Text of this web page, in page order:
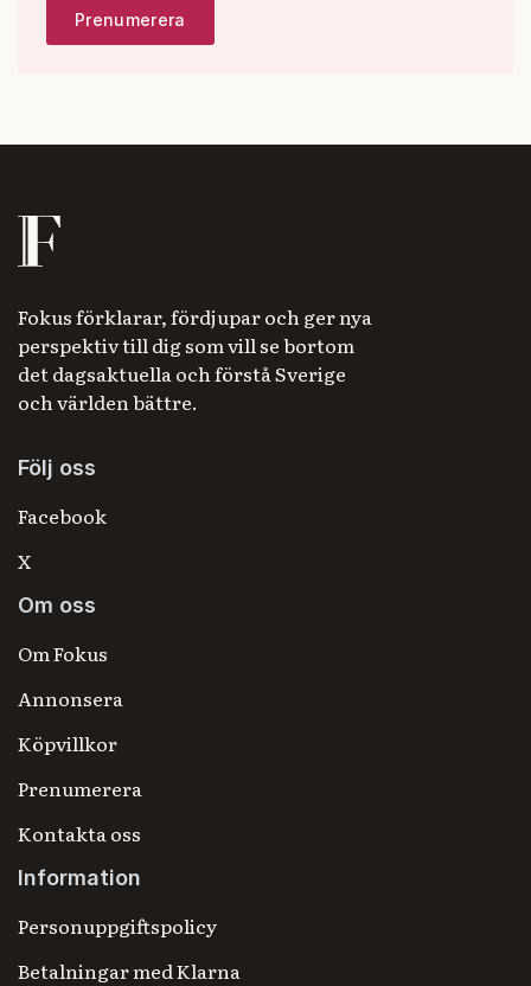
Fokus förklarar, fördjupar och ger nya
perspektiv till dig som vill se bortom
det dagsaktuella och förstå Sverige
och världen bättre.
Följ oss
Facebook
X
Om oss
Om Fokus
Annonsera
Köpvillkor
Prenumerera
Kontakta oss
Information
Personuppgiftspolicy
Betalningar med Klarna